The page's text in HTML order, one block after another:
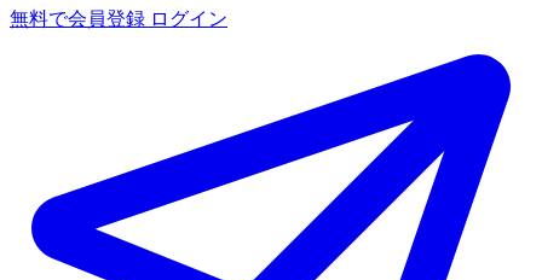
無料で会員登録 ログイン